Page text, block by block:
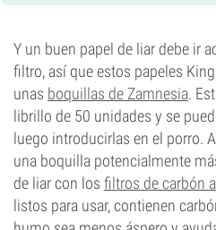
Y un buen papel de liar debe ir
filtro, así que estos papeles
unas boquillas de Zamnesia.
librillo de 50 unidades y se
luego introducirlas en el porro.
una boquilla potencialmente
de liar con los filtros de carbón
listos para usar, contienen